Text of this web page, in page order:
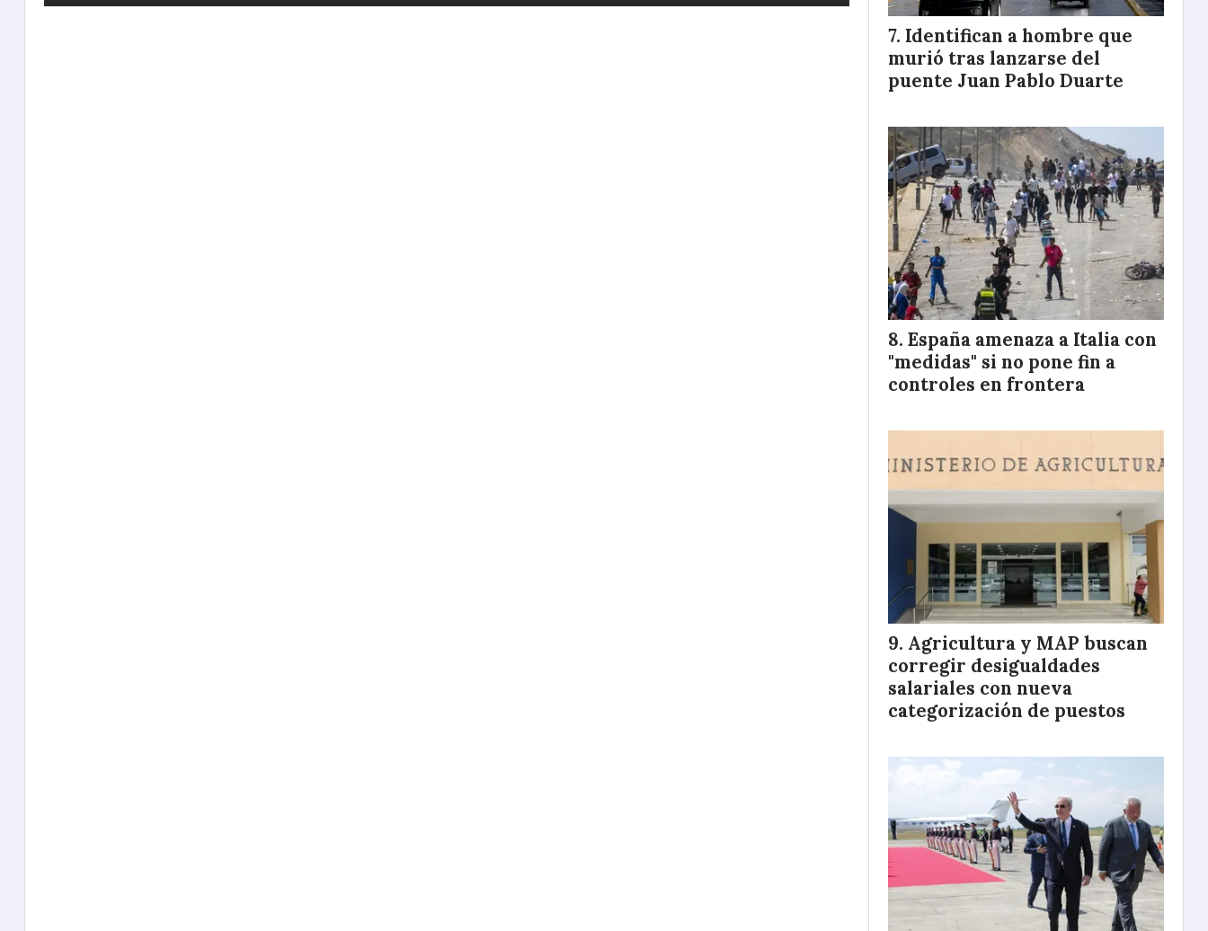
Identifican a hombre que
murió tras lanzarse del
puente Juan Pablo Duarte
España amenaza a Italia con
"medidas" si no pone fin a
controles en frontera
Agricultura y MAP buscan
corregir desigualdades
salariales con nueva
categorización de puestos